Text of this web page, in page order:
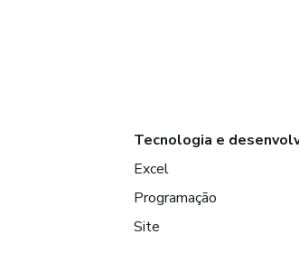
Tecnologia e
Excel
Programação
Site